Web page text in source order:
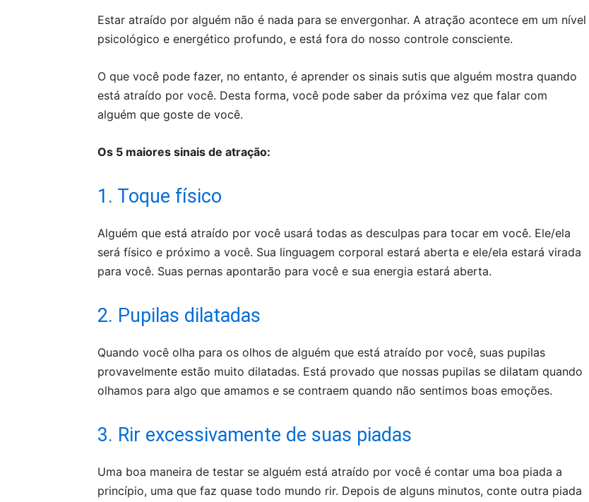
Estar atraído por alguém não é nada para se envergonhar. A atração acontece em um nível
psicológico e energético profundo, e está fora do nosso controle consciente.
O que você pode fazer, no entanto, é aprender os sinais sutis que alguém mostra quando
está atraído por você. Desta forma, você pode saber da próxima vez que falar com
alguém que goste de você.
Os 5 maiores sinais de atração:
1. Toque físico
Alguém que está atraído por você usará todas as desculpas para tocar em você. Ele/ela
será físico e próximo a você. Sua linguagem corporal estará aberta e ele/ela estará virada
para você. Suas pernas apontarão para você e sua energia estará aberta.
2. Pupilas dilatadas
Quando você olha para os olhos de alguém que está atraído por você, suas pupilas
provavelmente estão muito dilatadas. Está provado que nossas pupilas se dilatam quando
olhamos para algo que amamos e se contraem quando não sentimos boas emoções.
3. Rir excessivamente de suas piadas
Uma boa maneira de testar se alguém está atraído por você é contar uma boa piada a
princípio, uma que faz quase todo mundo rir. Depois de alguns minutos, conte outra piada